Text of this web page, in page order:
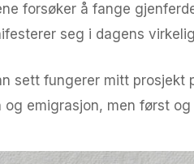
forsøker å fange
seg i dagens
sett fungerer mitt prosjekt
emigrasjon, men først